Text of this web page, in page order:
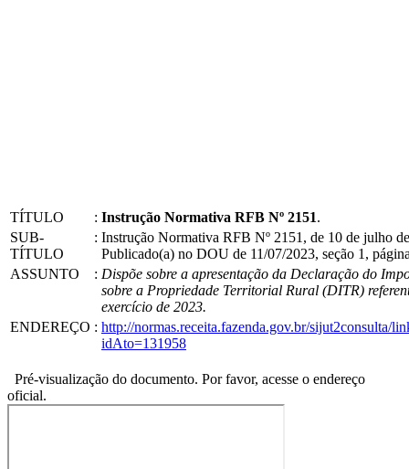
TÍTULO : Instrução Normativa RFB Nº 2151.
SUB-
TÍTULO
: Instrução Normativa RFB Nº 2151, de 10 de julho
Publicado(a) no DOU de 11/07/2023, seção 1,
ASSUNTO
: Dispõe sobre a apresentação da Declaração do
sobre a Propriedade Territorial Rural (DITR)
exercício de 2023.
ENDEREÇO : http://normas.receita.fazenda.gov.br/sijut2consulta/
idAto=131958
Pré-visualização do documento. Por favor, acesse o endereço
oficial.